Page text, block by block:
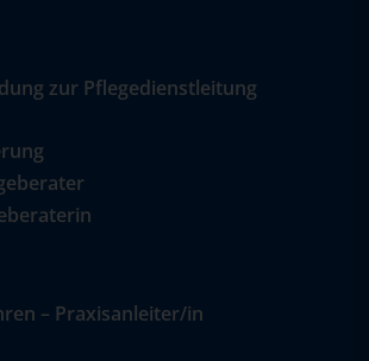
zur Pflegedienstleitung
– Praxisanleiter/in